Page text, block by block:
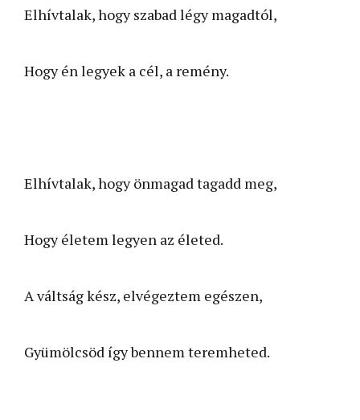
Elhívtalak, hogy szabad légy magadtól,
Hogy én legyek a cél, a remény.
Elhívtalak, hogy önmagad tagadd meg,
Hogy életem legyen az életed.
A váltság kész, elvégeztem egészen,
Gyümölcsöd így bennem teremheted.